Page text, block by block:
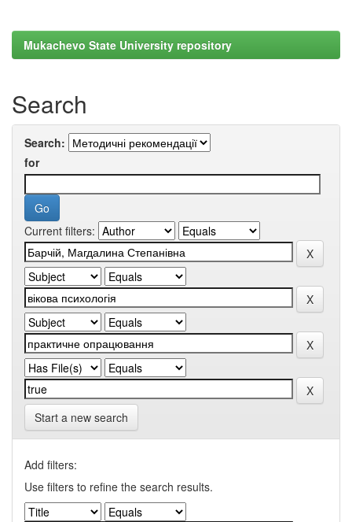
Mukachevo State University repository
Search
Search:
for
Current filters:
Start a new search
Add filters:
Use filters to refine the search results.